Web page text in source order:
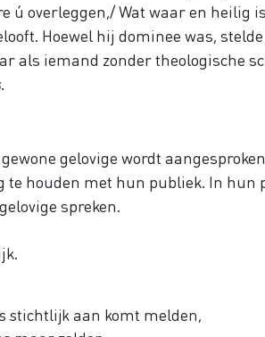
ú overleggen,/ Wat waar en heilig
Hoewel hij dominee was,
als iemand zonder theologische
.
gelovige wordt
te houden met hun publiek. In hun
spreken.
stichtlijk aan komt melden,